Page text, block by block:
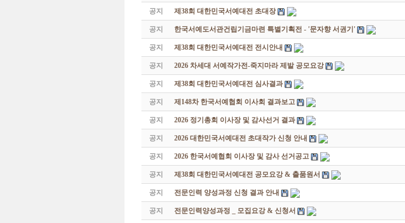
공지 제38회 대한민국서예대전 초대장
공지 한국서예도서관건립기금마련 특별기획전 - '문자향 서권기'
공지 제38회 대한민국서예대전 전시안내
공지 2026 차세대 서예작가전-죽지마라 제발 공모요강
공지 제38회 대한민국서예대전 심사결과
공지 제148차 한국서예협회 이사회 결과보고
공지 2026 정기총회 이사장 및 감사선거 결과
공지 2026 대한민국서예대전 초대작가 신청 안내
공지 2026 한국서예협회 이사장 및 감사 선거공고
공지 제38회 대한민국서예대전 공모요강 & 출품원서
공지 전문인력 양성과정 신청 결과 안내
공지 전문인력양성과정 _ 모집요강 & 신청서